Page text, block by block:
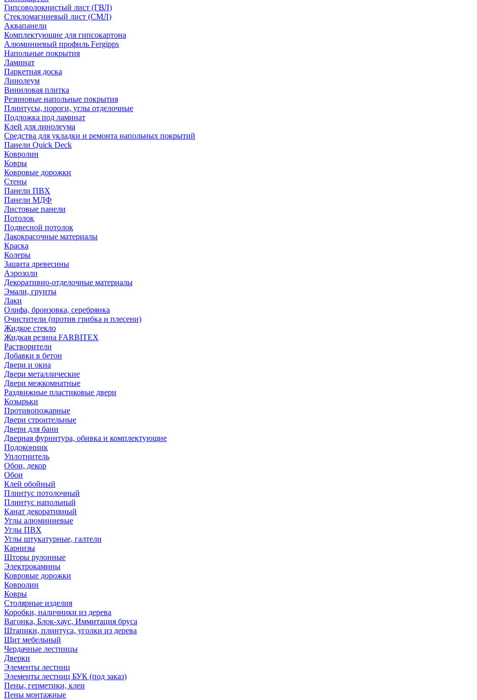
Гипсоволокнистый лист (ГВЛ)
Стекломагниевый лист (СМЛ)
Аквапанели
Комплектующие для гипсокартона
Алюминиевый профиль Fergipps
Напольные покрытия
Ламинат
Паркетная доска
Линолеум
Виниловая плитка
Резиновые напольные покрытия
Плинтусы, пороги, углы отделочные
Подложка под ламинат
Клей для линолеума
Средства для укладки и ремонта напольных покрытий
Панели Quick Deck
Ковролин
Ковры
Ковровые дорожки
Стены
Панели ПВХ
Панели МДФ
Листовые панели
Потолок
Подвесной потолок
Лакокрасочные материалы
Краска
Колеры
Защита древесины
Аэрозоли
Декоративно-отделочные материалы
Эмали, грунты
Лаки
Олифа, бронзовка, серебрянка
Очистители (против грибка и плесени)
Жидкое стекло
Жидкая резина FARBITEX
Растворители
Добавки в бетон
Двери и окна
Двери металлические
Двери межкомнатные
Раздвижные пластиковые двери
Козырьки
Противопожарные
Двери строительные
Двери для бани
Дверная фурнитура, обивка и комплектующие
Подоконник
Уплотнитель
Обои, декор
Обои
Клей обойный
Плинтус потолочный
Плинтус напольный
Канат декоративный
Углы алюминиевые
Углы ПВХ
Углы штукатурные, галтели
Карнизы
Шторы рулонные
Электрокамины
Ковровые дорожки
Ковролин
Ковры
Столярные изделия
Коробки, наличники из дерева
Вагонка, Блок-хаус, Иммитация бруса
Штапики, плинтуса, уголки из дерева
Щит мебельный
Чердачные лестницы
Дверки
Элементы лестниц
Элементы лестниц БУК (под заказ)
Пены, герметики, клеи
Пены монтажные